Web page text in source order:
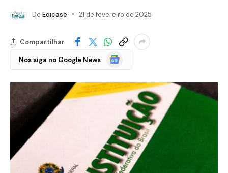
De Edicase 21 de fevereiro de 2025
Compartilhar
Nos siga no Google News
Google
Notícias